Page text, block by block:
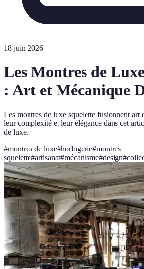
18 juin 2026
Les Montres de
: Art et Mécanique
Les montres de luxe squelette fusionnent art
leur complexité et leur élégance dans cet
de luxe.
#montres de luxe#horlogerie#montres
squelette#artisanat#mécanisme#design#